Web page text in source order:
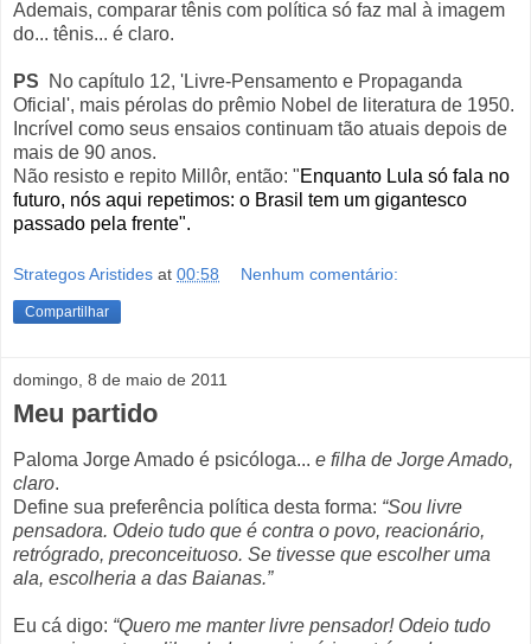
Ademais, comparar tênis com política só faz mal à imagem
do... tênis... é claro.
PS No capítulo 12, 'Livre-Pensamento e Propaganda
Oficial', mais pérolas do prêmio Nobel de literatura de 1950.
Incrível como seus ensaios continuam tão atuais depois de
mais de 90 anos.
Não resisto e repito Millôr, então: "Enquanto Lula só fala no
futuro, nós aqui repetimos: o Brasil tem um gigantesco
passado pela frente".
Strategos Aristides at 00:58 Nenhum comentário:
Compartilhar
domingo, 8 de maio de 2011
Meu partido
Paloma Jorge Amado é psicóloga... e filha de Jorge Amado,
claro.
Define sua preferência política desta forma: “Sou livre
pensadora. Odeio tudo que é contra o povo, reacionário,
retrógrado, preconceituoso. Se tivesse que escolher uma
ala, escolheria a das Baianas.”
Eu cá digo: “Quero me manter livre pensador! Odeio tudo